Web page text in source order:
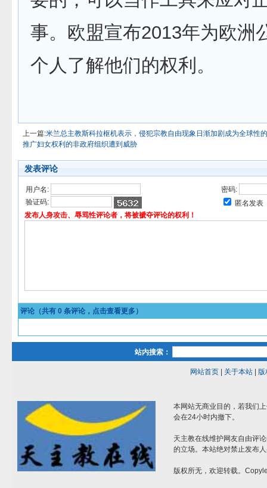
事。欧盟宣布2013年为欧洲
个人了解他们的权利。
上一篇:米兰总主教斯科拉枢机表示，侵犯宗教自由现象日渐加剧成为全球性
推广妇女权利的非政府组织遭到威胁
发表评论
用户名:
密码:
验证码:
匿名发表
发布人身攻击、辱骂性评论者，将被褫夺评论的权利！
评论（共有 0 条评论，点击查看更多）
站内搜索：
网站首页| 关于本站| 版
本网站无商业目的，若我们
会在24小时内撤下。
天主教在线维护网友自由评
的立场。本站绝对禁止发布
版权所无，欢迎转载。